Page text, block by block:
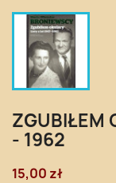
ZGUBIŁEM
- 1962
15,00 zł